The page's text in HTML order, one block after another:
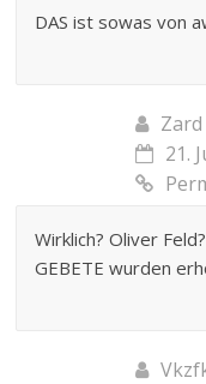
DAS ist sowas von
Zard
21.
Wirklich? Oliver
GEBETE wurden